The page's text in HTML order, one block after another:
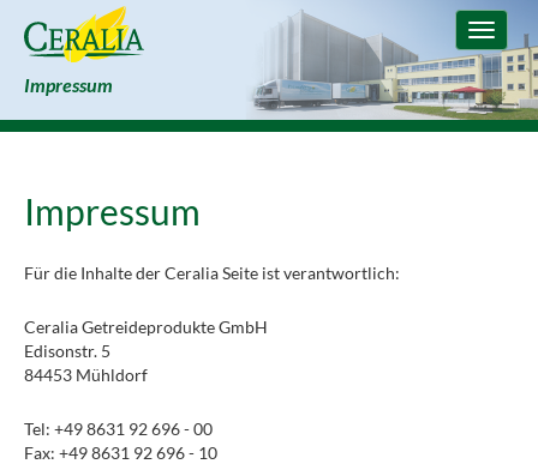
Impressum
Toggle
Impressum
Für die Inhalte der Ceralia Seite ist verantwortlich:
Ceralia Getreideprodukte GmbH
Edisonstr. 5
84453 Mühldorf
Tel: +49 8631 92 696 - 00
Fax: +49 8631 92 696 - 10